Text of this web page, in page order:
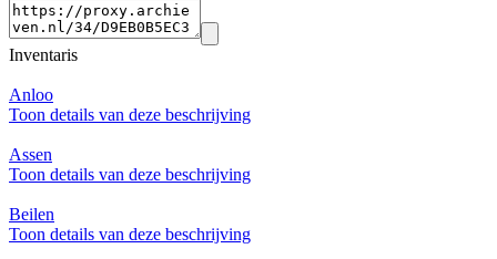
Inventaris
Anloo
Toon details van deze beschrijving
Assen
Toon details van deze beschrijving
Beilen
Toon details van deze beschrijving